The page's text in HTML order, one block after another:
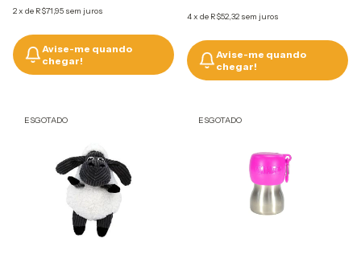
2x de R$71,95 sem juros
Avise-me quando
chegar!
4x de R$52,32 sem juros
Avise-me quando
chegar!
ESGOTADO ESGOTADO